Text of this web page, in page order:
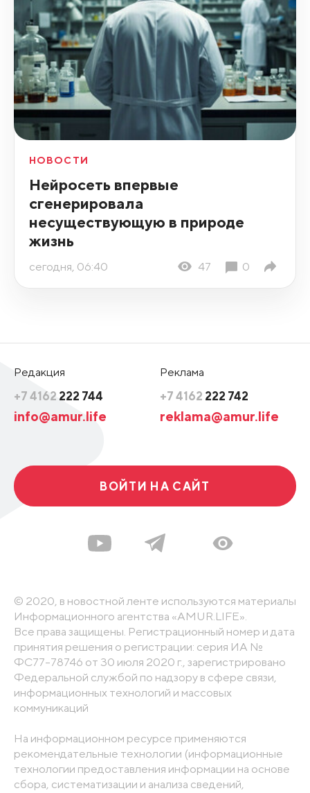
НОВОСТИ
Нейросеть впервые
сгенерировала
несуществующую в природе
жизнь
сегодня, 06:40 47 0
Редакция
+7 4162 222 744
info@amur.life
Реклама
+7 4162 222 742
reklama@amur.life
ВОЙТИ НА САЙТ
© 2020, в новостной ленте используются материалы
Информационного агентства «AMUR.LIFE».
Все права защищены. Регистрационный номер и дата
принятия решения о регистрации: серия ИА №
ФС77-78746 от 30 июля 2020 г., зарегистрировано
Федеральной службой по надзору в сфере связи,
информационных технологий и массовых
коммуникаций
На информационном ресурсе применяются
рекомендательные технологии (информационные
технологии предоставления информации на основе
сбора, систематизации и анализа сведений,